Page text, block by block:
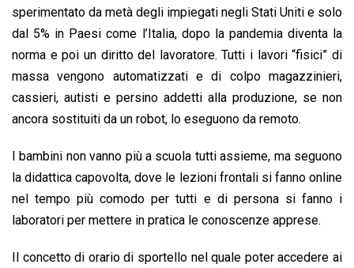
sperimentato da metà degli impiegati negli Stati Uniti e solo
dal 5% in Paesi come l’Italia, dopo la pandemia diventa la
norma e poi un diritto del lavoratore. Tutti i lavori “fisici” di
massa vengono automatizzati e di colpo magazzinieri,
cassieri, autisti e persino addetti alla produzione, se non
ancora sostituiti da un robot, lo eseguono da remoto.
I bambini non vanno più a scuola tutti assieme, ma seguono
la didattica capovolta, dove le lezioni frontali si fanno online
nel tempo più comodo per tutti e di persona si fanno i
laboratori per mettere in pratica le conoscenze apprese.
Il concetto di orario di sportello nel quale poter accedere ai